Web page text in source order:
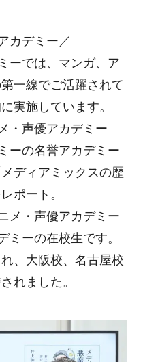
カデミー／
ーでは、マンガ、ア
一線でご活躍されて
実施しています。
・声優アカデミー
ーの名誉アカデミー
ディアミックスの歴
ポート。
メ・声優アカデミー
ミーの在校生です。
、大阪校、名古屋校
れました。